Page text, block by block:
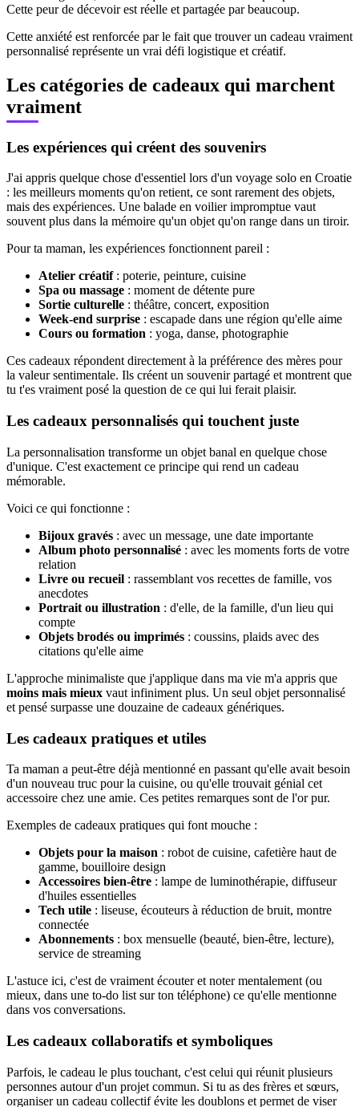
Cette peur de décevoir est réelle et partagée par beaucoup.
Cette anxiété est renforcée par le fait que trouver un cadeau vraiment
personnalisé représente un vrai défi logistique et créatif.
Les catégories de cadeaux qui marchent
vraiment
Les expériences qui créent des souvenirs
J'ai appris quelque chose d'essentiel lors d'un voyage solo en Croatie
: les meilleurs moments qu'on retient, ce sont rarement des objets,
mais des expériences. Une balade en voilier impromptue vaut
souvent plus dans la mémoire qu'un objet qu'on range dans un tiroir.
Pour ta maman, les expériences fonctionnent pareil :
Atelier créatif: poterie, peinture, cuisine
Spa ou massage : moment de détente pure
Sortie culturelle : théâtre, concert, exposition
Week-end surprise : escapade dans une région qu'elle aime
Cours ou formation : yoga, danse, photographie
Ces cadeaux répondent directement à la préférence des mères pour
la valeur sentimentale. Ils créent un souvenir partagé et montrent que
tu t'es vraiment posé la question de ce qui lui ferait plaisir.
Les cadeaux personnalisés qui touchent juste
La personnalisation transforme un objet banal en quelque chose
d'unique. C'est exactement ce principe qui rend un cadeau
mémorable.
Voici ce qui fonctionne :
Bijoux gravés : avec un message, une date importante
Album photo personnalisé : avec les moments forts de votre
relation
Livre ou recueil : rassemblant vos recettes de famille, vos
anecdotes
Portrait ou illustration : d'elle, de la famille, d'un lieu qui
compte
Objets brodés ou imprimés : coussins, plaids avec des
citations qu'elle aime
L'approche minimaliste que j'applique dans ma vie m'a appris que
moins mais mieux vaut infiniment plus. Un seul objet personnalisé
et pensé surpasse une douzaine de cadeaux génériques.
Les cadeaux pratiques et utiles
Ta maman a peut-être déjà mentionné en passant qu'elle avait besoin
d'un nouveau truc pour la cuisine, ou qu'elle trouvait génial cet
accessoire chez une amie. Ces petites remarques sont de l'or pur.
Exemples de cadeaux pratiques qui font mouche :
Objets pour la maison : robot de cuisine, cafetière haut de
gamme, bouilloire design
Accessoires bien-être : lampe de luminothérapie, diffuseur
d'huiles essentielles
Tech utile : liseuse, écouteurs à réduction de bruit, montre
connectée
Abonnements : box mensuelle (beauté, bien-être, lecture),
service de streaming
L'astuce ici, c'est de vraiment écouter et noter mentalement (ou
mieux, dans une to-do list sur ton téléphone) ce qu'elle mentionne
dans vos conversations.
Les cadeaux collaboratifs et symboliques
Parfois, le cadeau le plus touchant, c'est celui qui réunit plusieurs
personnes autour d'un projet commun. Si tu as des frères et sœurs,
organiser un cadeau collectif évite les doublons et permet de viser